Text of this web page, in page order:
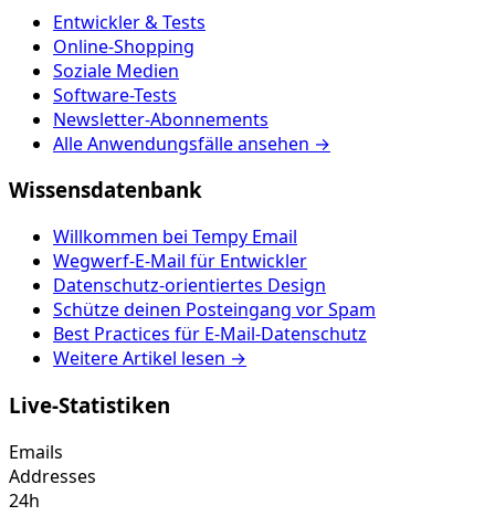
Entwickler & Tests
Online-Shopping
Soziale Medien
Software-Tests
Newsletter-Abonnements
Alle Anwendungsfälle ansehen →
Wissensdatenbank
Willkommen bei Tempy Email
Wegwerf-E-Mail für Entwickler
Datenschutz-orientiertes Design
Schütze deinen Posteingang vor Spam
Best Practices für E-Mail-Datenschutz
Weitere Artikel lesen →
Live-Statistiken
Emails
Addresses
24h